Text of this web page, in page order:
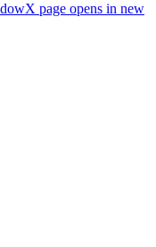
X page opens in new